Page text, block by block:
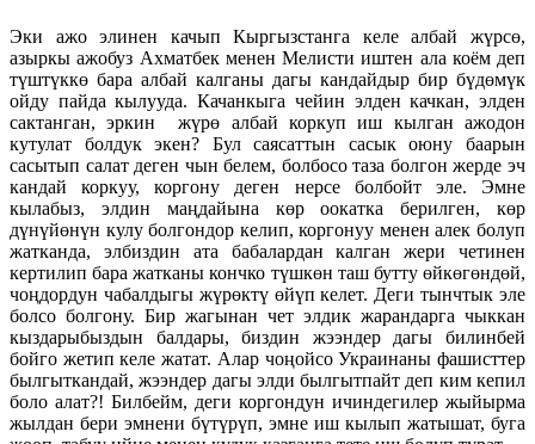
Эки ажо элинен качып Кыргызстанга келе албай жүрсө,
азыркы ажобуз Ахматбек менен Мелисти иштен ала коём деп
түштүккө бара албай калганы дагы кандайдыр бир бүдөмүк
ойду пайда кылууда. Качанкыга чейин элден качкан, элден
сактанган, эркин жүрө албай коркуп иш кылган ажодон
кутулат болдук экен? Бул саясаттын сасык оюну баарын
сасытып салат деген чын белем, болбосо таза болгон жерде эч
кандай коркуу, коргону деген нерсе болбойт эле. Эмне
кылабыз, элдин маңдайына көр оокатка берилген, көр
дүнүйөнүн кулу болгондор келип, коргонуу менен алек болуп
жатканда, элбиздин ата бабалардан калган жери четинен
кертилип бара жатканы кончко түшкөн таш бутту өйкөгөндөй,
чоңдордун чабалдыгы жүрөктү өйүп келет. Деги тынчтык эле
болсо болгону. Бир жагынан чет элдик жарандарга чыккан
кыздарыбыздын балдары, биздин жээндер дагы билинбей
бойго жетип келе жатат. Алар чоңойсо Украинаны фашисттер
былгыткандай, жээндер дагы элди былгытпайт деп ким кепил
боло алат?! Билбейм, деги коргондун ичиндегилер жыйырма
жылдан бери эмнени бүтүрүп, эмне иш кылып жатышат, буга